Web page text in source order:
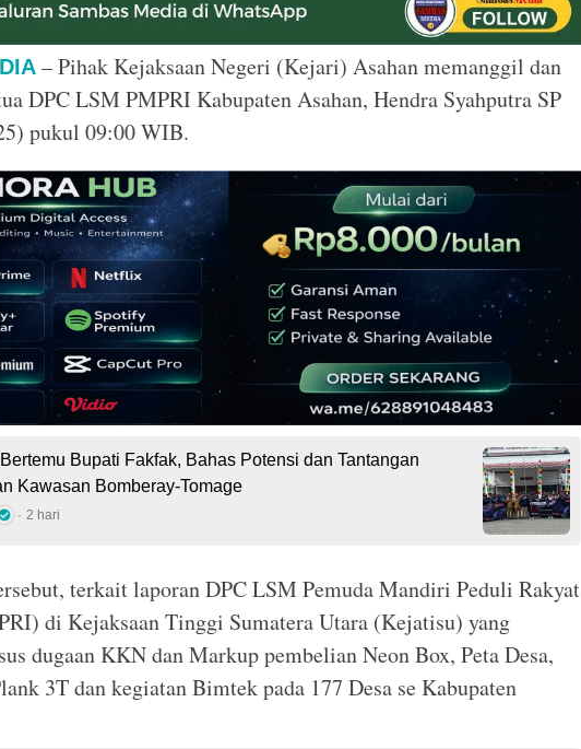
– Pihak Kejaksaan Negeri (Kejari) Asahan memanggil dan
DPC LSM PMPRI Kabupaten Asahan, Hendra Syahputra SP
pukul 09:00 WIB.
Bupati Fakfak, Bahas Potensi dan Tantangan
Kawasan Bomberay-Tomage
2 hari
terkait laporan DPC LSM Pemuda Mandiri Peduli Rakyat
di Kejaksaan Tinggi Sumatera Utara (Kejatisu) yang
dugaan KKN dan Markup pembelian Neon Box, Peta Desa,
3T dan kegiatan Bimtek pada 177 Desa se Kabupaten